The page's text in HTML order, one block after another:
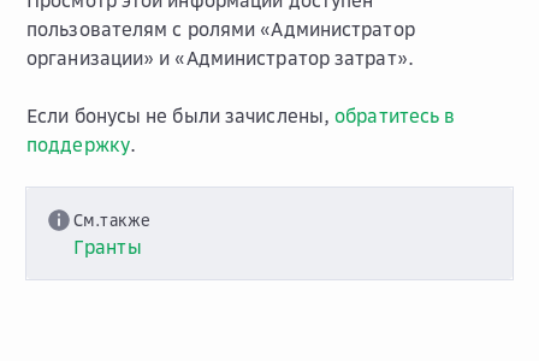
пользователям с ролями «Администратор
организации» и «Администратор затрат».
Если бонусы не были зачислены,обратитесь в
поддержку.
См.также
Гранты